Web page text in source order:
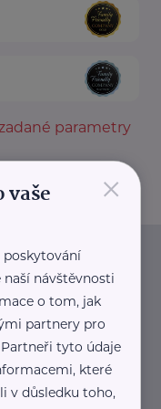
parametry
na každý den,
Takový je
se k jeho
vám pomohou
×
poskytování
návštěvnosti
o tom, jak
partnery pro
tyto údaje
které
v důsledku toho,